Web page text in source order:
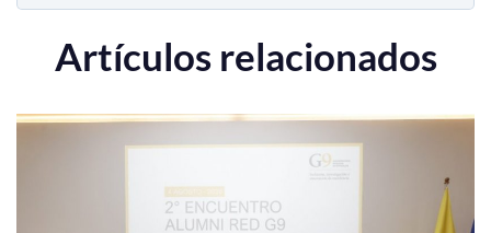
Artículos relacionados